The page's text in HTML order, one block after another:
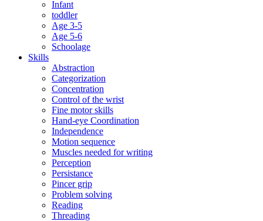
Infant
toddler
Age 3-5
Age 5-6
Schoolage
Skills
Abstraction
Categorization
Concentration
Control of the wrist
Fine motor skills
Hand-eye Coordination
Independence
Motion sequence
Muscles needed for writing
Perception
Persistance
Pincer grip
Problem solving
Reading
Threading